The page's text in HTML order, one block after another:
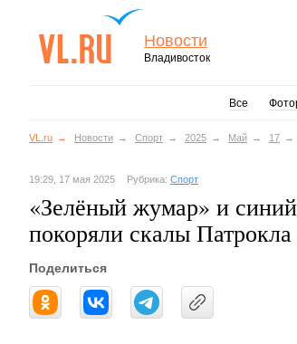
Новости
Владивосток
Все
VL.ru Новости Спорт 2025 Май 17
19:29, 17 мая 2025 Рубрика: Спорт
«Зелёный жумар» и
покоряли скалы
Поделиться